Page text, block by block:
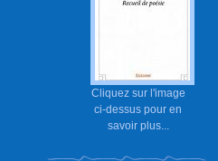
Cliquez sur l'image
ci-dessus pour en
savoir plus...